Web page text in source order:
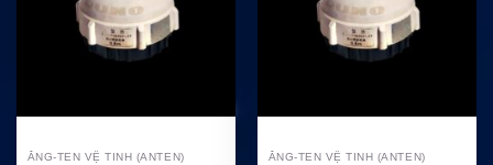
ĂNG-TEN VỆ TINH (ANTEN) ĂNG-TEN VỆ TINH (ANTEN)